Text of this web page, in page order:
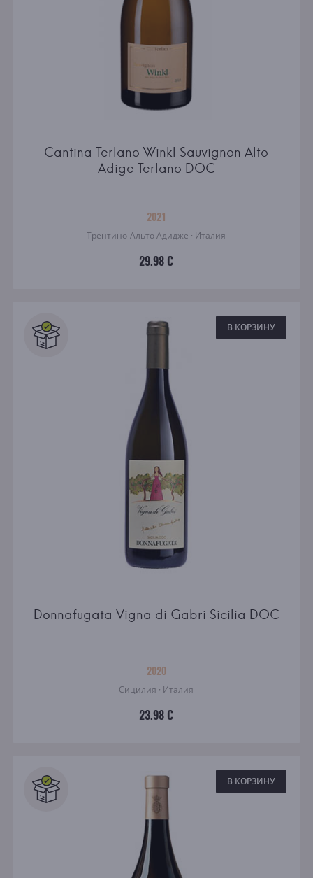
Cantina Terlano Winkl Sauvignon Alto
Adige Terlano DOC
2021
Трентино-Альто Адидже · Италия
29.98 €
В КОРЗИНУ
Donnafugata Vigna di Gabri Sicilia DOC
2020
Сицилия · Италия
23.98 €
В КОРЗИНУ